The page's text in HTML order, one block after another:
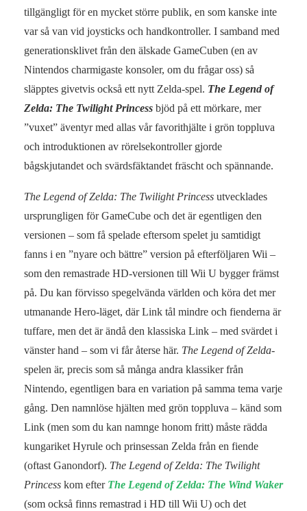
tillgängligt för en mycket större publik, en som kanske inte
var så van vid joysticks och handkontroller. I samband med
generationsklivet från den älskade GameCuben (en av
Nintendos charmigaste konsoler, om du frågar oss) så
släpptes givetvis också ett nytt Zelda-spel. The Legend of
Zelda: The Twilight Princess bjöd på ett mörkare, mer
”vuxet” äventyr med allas vår favorithjälte i grön toppluva
och introduktionen av rörelsekontroller gjorde
bågskjutandet och svärdsfäktandet fräscht och spännande.
The Legend of Zelda: The Twilight Princess utvecklades
ursprungligen för GameCube och det är egentligen den
versionen – som få spelade eftersom spelet ju samtidigt
fanns i en ”nyare och bättre” version på efterföljaren Wii –
som den remastrade HD-versionen till Wii U bygger främst
på. Du kan förvisso spegelvända världen och köra det mer
utmanande Hero-läget, där Link tål mindre och fienderna är
tuffare, men det är ändå den klassiska Link – med svärdet i
vänster hand – som vi får återse här. The Legend of Zelda-
spelen är, precis som så många andra klassiker från
Nintendo, egentligen bara en variation på samma tema varje
gång. Den namnlöse hjälten med grön toppluva – känd som
Link (men som du kan namnge honom fritt) måste rädda
kungariket Hyrule och prinsessan Zelda från en fiende
(oftast Ganondorf). The Legend of Zelda: The Twilight
Princess kom efter The Legend of Zelda: The Wind Waker
(som också finns remastrad i HD till Wii U) och det